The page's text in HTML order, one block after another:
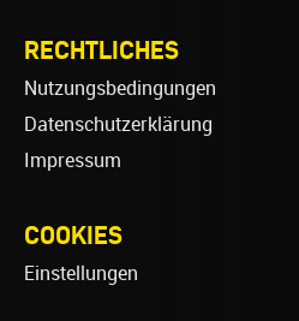
RECHTLICHES
Nutzungsbedingungen
Datenschutzerklärung
Impressum
COOKIES
Einstellungen